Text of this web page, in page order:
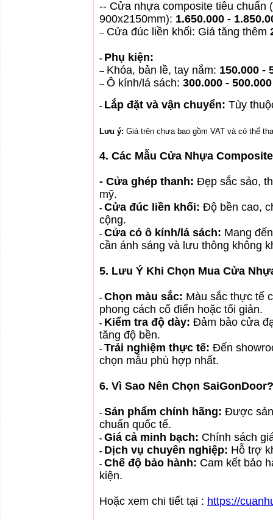
-- Cửa nhựa composite tiêu chuẩn
900x2150mm): 1.650.000 -
-- Cửa đúc liền khối: Giá tăng thêm
- Phụ kiện:
-- Khóa, bản lề, tay nắm: 150.000 -
-- Ô kính/lá sách: 300.000 -
- Lắp đặt và vận chuyển: Tùy
Lưu ý: Giá trên chưa bao gồm VAT và có thể
4. Các Mẫu Cửa Nhựa
- Cửa ghép thanh: Đẹp sắc sảo,
mỹ.
- Cửa đúc liền khối: Độ bền cao,
cộng.
- Cửa có ô kính/lá sách: Mang
cần ánh sáng và lưu thông không
5. Lưu Ý Khi Chọn Mua Cửa
- Chọn màu sắc: Màu sắc thực tế
phong cách cổ điển hoặc tối giản.
- Kiểm tra độ dày: Đảm bảo cửa
tăng độ bền.
- Trải nghiệm thực tế: Đến
chọn mẫu phù hợp nhất.
6. Vì Sao Nên Chọn SaiGonDoor?
- Sản phẩm chính hãng: Được
chuẩn quốc tế.
- Giá cả minh bạch: Chính sách
- Dịch vụ chuyên nghiệp: Hỗ trợ
- Chế độ bảo hành: Cam kết bảo
kiện.
Hoặc xem chi tiết tại : https://